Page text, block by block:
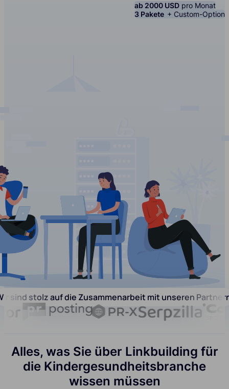
ab 2000 USD pro Monat
3 Pakete + Custom-Option
sind stolz auf die Zusammenarbeit mit unseren
Alles, was Sie über Linkbuilding für
die Kindergesundheitsbranche
wissen müssen